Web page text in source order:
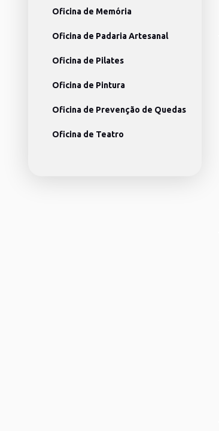
Oficina de Memória
Oficina de Padaria Artesanal
Oficina de Pilates
Oficina de Pintura
Oficina de Prevenção de Quedas
Oficina de Teatro